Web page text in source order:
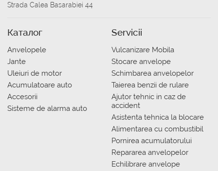
Strada Calea Basarabiei 44
Каталог
Anvelopele
Jante
Uleiuri de motor
Acumulatoare auto
Accesorii
Sisteme de alarma auto
Servicii
Vulcanizare Mobila
Stocare anvelope
Schimbarea anvelopelor
Taierea benzii de rulare
Ajutor tehnic in caz de
accident
Asistenta tehnica la blocare
Alimentarea cu combustibil
Pornirea acumulatorului
Repararea anvelopelor
Echilibrare anvelope